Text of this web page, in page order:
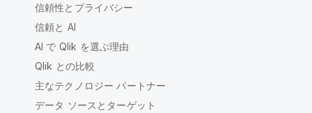
信頼性とプライバシー
信頼と AI
AI で Qlik を選ぶ理由
Qlik との比較
主なテクノロジー パートナー
データ ソースとターゲット